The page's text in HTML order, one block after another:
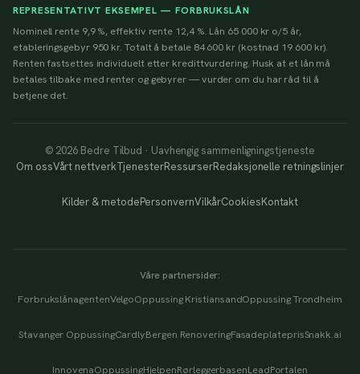
REPRESENTATIVT EKSEMPEL — FORBRUKSLÅN
Nominell rente 9,9 %, effektiv rente 12,4 %. Lån 65 000 kr o/5 år,
etableringsgebyr 950 kr. Totalt å betale 84 600 kr (kostnad 19 600 kr).
Renten fastsettes individuelt etter kredittvurdering. Husk at et lån må
betales tilbake med renter og gebyrer — vurder om du har råd til å
betjene det.
© 2026 Bedre Tilbud · Uavhengig sammenligningstjeneste
Om ossVårt nettverkTjenesterRessurserRedaksjonelle retningslinjer
Kilder & metodePersonvernVilkårCookiesKontakt
Våre partnersider:
ForbrukslånagentenVelgoOppussing KristiansandOppussing Trondheim
Stavanger OppussingCardlyBergen RenoveringFasadeplateprisSnakk.ai
InnovenaOppussingHjelpenRørleggerbasenLeadPortalen